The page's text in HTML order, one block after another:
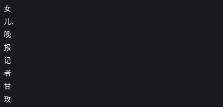
女
儿、
晚
报
记
者
甘
玫